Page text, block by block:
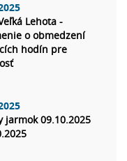
Lehota -
o obmedzení
hodín pre
jarmok 09.10.2025